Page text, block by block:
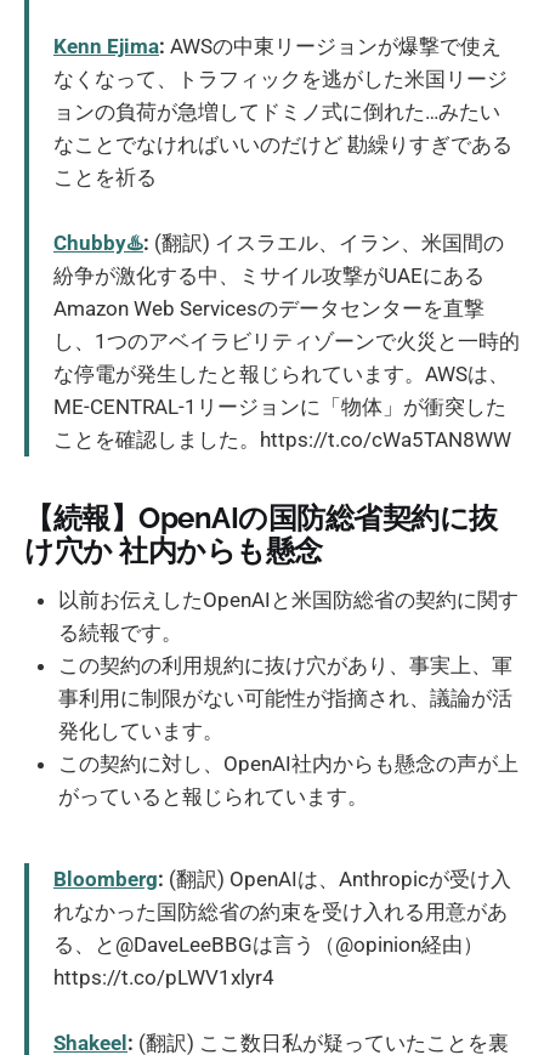
Kenn Ejima: AWSの中東リージョンが爆撃で使え
なくなって、トラフィックを逃がした米国リージ
ョンの負荷が急増してドミノ式に倒れた…みたい
なことでなければいいのだけど 勘繰りすぎである
ことを祈る
Chubby♨️: (翻訳) イスラエル、イラン、米国間の
紛争が激化する中、ミサイル攻撃がUAEにある
Amazon Web Servicesのデータセンターを直撃
し、1つのアベイラビリティゾーンで火災と一時的
な停電が発生したと報じられています。AWSは、
ME-CENTRAL-1リージョンに「物体」が衝突した
ことを確認しました。https://t.co/cWa5TAN8WW
【続報】OpenAIの国防総省契約に抜
け穴か 社内からも懸念
以前お伝えしたOpenAIと米国防総省の契約に関す
る続報です。
この契約の利用規約に抜け穴があり、事実上、軍
事利用に制限がない可能性が指摘され、議論が活
発化しています。
この契約に対し、OpenAI社内からも懸念の声が上
がっていると報じられています。
Bloomberg: (翻訳) OpenAIは、Anthropicが受け入
れなかった国防総省の約束を受け入れる用意があ
る、と@DaveLeeBBGは言う（@opinion経由）
https://t.co/pLWV1xlyr4
Shakeel : (翻訳) ここ数日私が疑っていたことを裏